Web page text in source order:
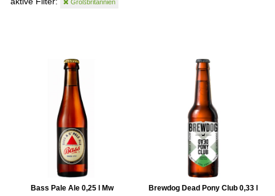
Großbritannien
Bass Pale Ale 0,25 l Mw Brewdog Dead Pony Club 0,33 l